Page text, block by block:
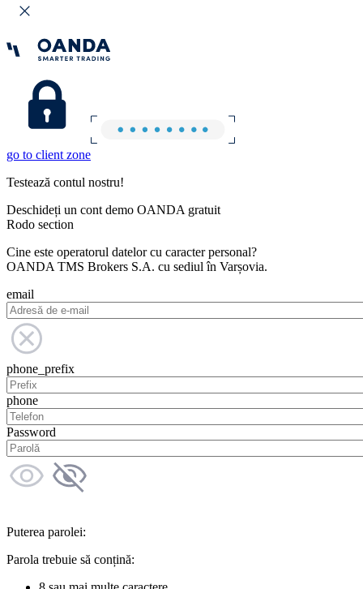
go to client zone
Testează contul nostru!
Deschideți un cont demo OANDA gratuit
Rodo section
Cine este operatorul datelor cu caracter personal?
OANDA TMS Brokers S.A. cu sediul în Varșovia.
email
phone_prefix
phone
Password
Puterea parolei:
Parola trebuie să conțină: